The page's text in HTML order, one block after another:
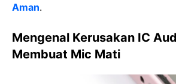
Aman.
Mengenal Kerusakan IC
Membuat Mic Mati